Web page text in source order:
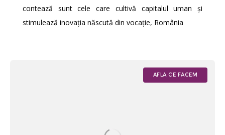
contează sunt cele care cultivă capitalul uman și
stimulează inovația născută din vocație, România
AFLA CE FACEM